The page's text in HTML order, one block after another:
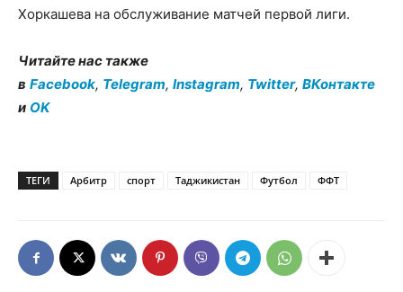
Хоркашева на обслуживание матчей первой лиги.
Читайте нас также
в Facebook, Telegram, Instagram, Twitter, ВКонтакте
и OK
ТЕГИ Арбитр спорт Таджикистан Футбол ФФТ